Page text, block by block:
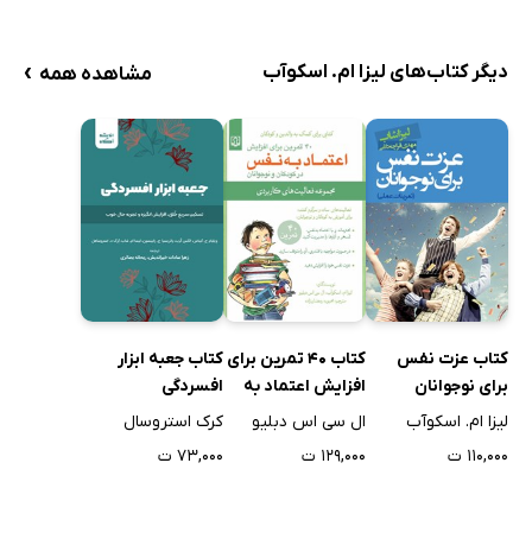
دیگر کتاب‌های لیزا ام. اسکوآب مشاهده همه ›
کتاب عزت نفس
برای نوجوانان
لیزا ام. اسکوآب
۱۱۰,۰۰۰ ت
کتاب 40 تمرین برای
افزایش اعتماد به
نفس در کودکان و
ال سی اس دبلیو
۱۲۹,۰۰۰ ت
کتاب جعبه ابزار
افسردگی
کرک استروسال
۷۳,۰۰۰ ت